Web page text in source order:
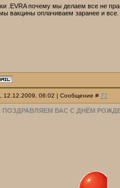
.EVRA почему мы делаем все не
вакцины оплачиваем заранее и все.
12.12.2009, 06:02 | Сообщение # 77
ПОЗДРАВЛЯЕМ ВАС С ДНЁМ